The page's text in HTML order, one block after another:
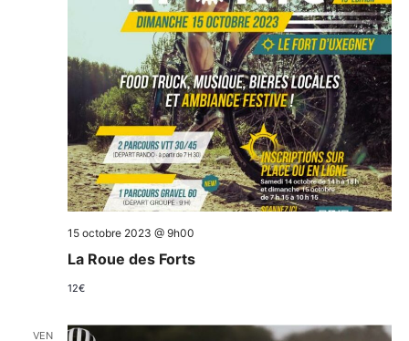
La Roue des Forts
15 octobre 2023 @ 9h00
12€
VEN